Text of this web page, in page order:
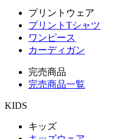
プリントウェア
プリントTシャツ
ワンピース
カーディガン
完売商品
完売商品一覧
KIDS
キッズ